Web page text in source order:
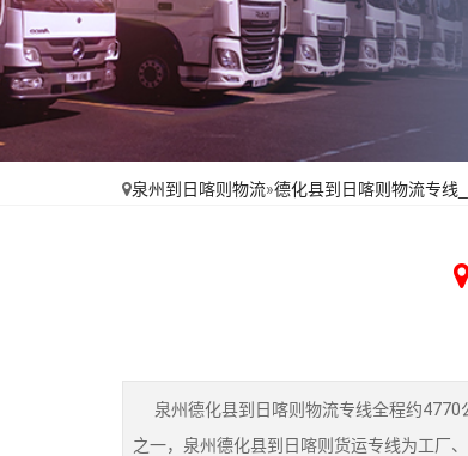
泉州到日喀则物流»德化县到日喀则物流专线
泉州德化县到日喀则物流专线全程约4770
之一，泉州德化县到日喀则货运专线为工厂